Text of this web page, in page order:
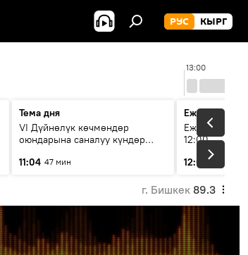
РУС КЫРГ
13:00
Тема дня
VI Дүйнөлүк көчмөндөр
оюндарына саналуу күндөр
этапка жетти?
11:04 47 мин
Ежедневные
Ежедневные
12:00
12:01
3 мин
г. Бишкек 89.3